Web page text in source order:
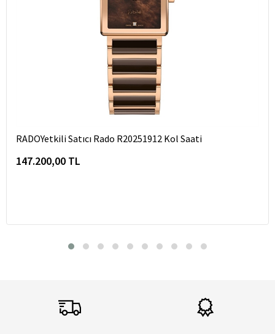
RADOYetkili Satıcı Rado R20251912 Kol Saati
147.200,00 TL